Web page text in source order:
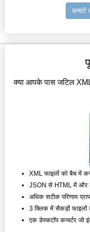
क्या आपके पास जटिल
XML फाइलों को बैच में
JSON से HTML में और
अधिक सटीक परिणाम
3 क्लिक में सैकड़ों फाइलों
एक डेस्कटॉप कन्वर्टर जो